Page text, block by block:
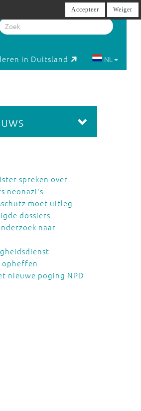
in Duitsland NL
spreken over
neonazi's
moet uitleg
dossiers
naar
opheffen
nieuwe poging NPD
Accepteer Weiger